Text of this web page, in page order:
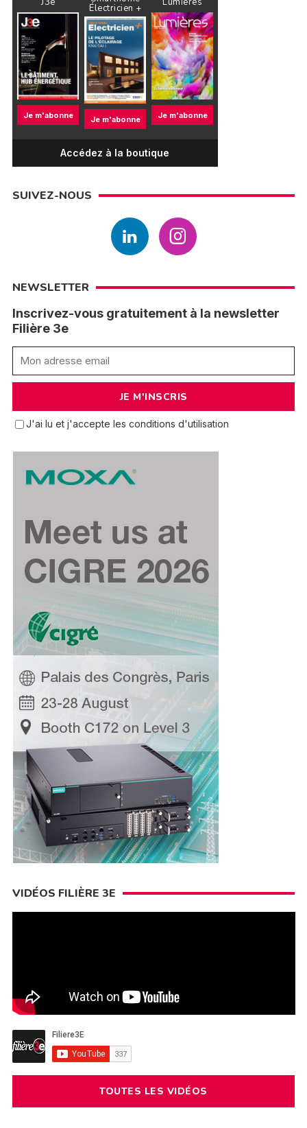
Je m'abonne
Électricien +
Je m'abonne Je m'abonne
Accédez à la boutique
SUIVEZ-NOUS
NEWSLETTER
Inscrivez-vous gratuitement à la newsletter
Filière 3e
J'ai lu et j'accepte les conditions d'utilisation
VIDÉOS FILIÈRE 3E
TOUTES LES VIDÉOS